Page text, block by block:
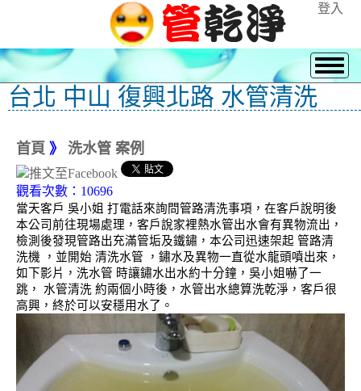
登入
台北 中山 復興北路 水管清洗
首頁 》 洗水管 案例
觀看次數：10696
當天客戶 吳小姐 打電話來詢問管路清洗事項，在客戶說明後
本公司前往現場處理，客戶說家裡熱水管出水會有異物流出，
檢測後發現管路出充滿管垢及鐵鏽，本公司迅速架起 管路清
洗機 ，並開始 清洗水管 ，鏽水及異物一直從水龍頭噴出來，
如下影片，洗水管 時讓鏽水出水約十分鐘，吳小姐嚇了一
跳， 水管清洗 約兩個小時後，水管出水總算洗乾淨，客戶很
高興，終於可以安穩用水了。